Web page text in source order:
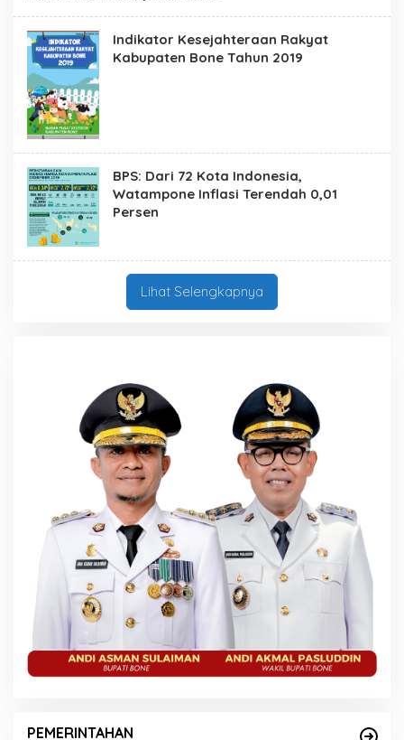
Indikator Kesejahteraan Rakyat
Kabupaten Bone Tahun 2019
BPS: Dari 72 Kota Indonesia,
Watampone Inflasi Terendah 0,01
Persen
Lihat Selengkapnya
PEMERINTAHAN